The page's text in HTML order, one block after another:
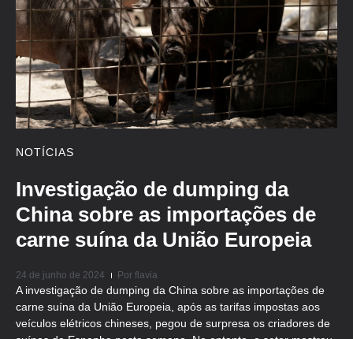
NOTÍCIAS
Investigação de dumping da
China sobre as importações de
carne suína da União Europeia
24 de junho de 2024 Por flavia
A investigação de dumping da China sobre as importações de
carne suína da União Europeia, após as tarifas impostas aos
veículos elétricos chineses, pegou de surpresa os criadores de